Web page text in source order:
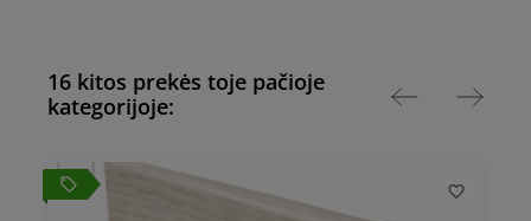
16 kitos prekės toje pačioje
kategorijoje:
local_offer